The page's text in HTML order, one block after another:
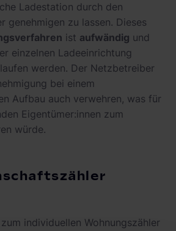
Ladestation durch den
genehmigen zu lassen. Dieses
ist aufwändig und
einzelnen Ladeeinrichtung
werden. Der Netzbetreiber
bei einem
Aufbau auch verwehren, was für
Eigentümer:innen zum
würde.
individuellen Wohnungszähler